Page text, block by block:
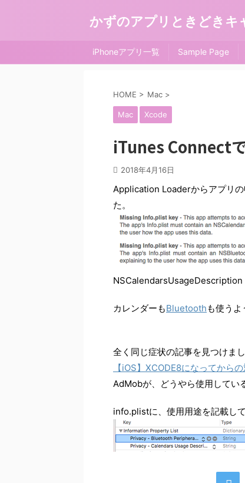
かずのアプリときどきキ
iPhoneアプリ一覧 Sample Page
HOME > Mac >
Mac Xcode
iTunes Connect
2018年4月16日
Application Loaderからアプリの
た。
カレンダーもBluetoothも使うよ
全く同じ症状の記事を見つけまし
【iOS】XCODE8になってから
AdMobが、どうやら使用してい
info.plistに、使用用途を記載し